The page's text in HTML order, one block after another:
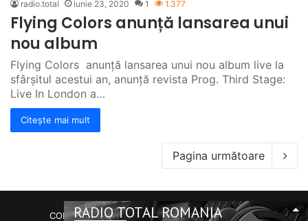
radio.total iunie 23, 2020 1 1.377
Flying Colors anunță lansarea unui
nou album
Flying Colors anunță lansarea unui nou album live la
sfârșitul acestui an, anunță revista Prog. Third Stage:
Live In London a…
Citește mai mult
Pagina următoare
COPYRIGHT Radio Total România. (C) 2020-2023
RADIO TOTAL ROMANIA